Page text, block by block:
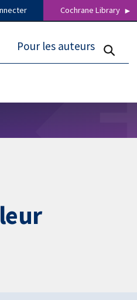
Cochrane Library
Pour les auteurs